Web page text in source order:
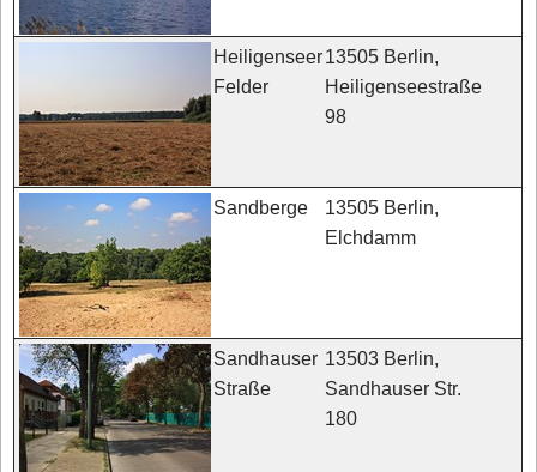
Heiligenseer
Felder
13505 Berlin,
Heiligenseestraße
98
Sandberge
13505 Berlin,
Elchdamm
Sandhauser
Straße
13503 Berlin,
Sandhauser Str.
180